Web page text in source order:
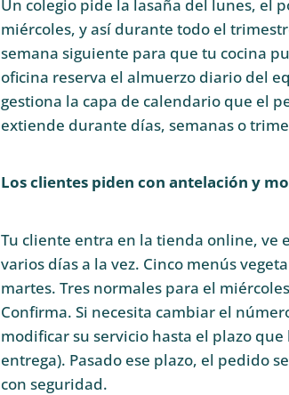
Un colegio pide la lasaña del lunes, el
miércoles, y así durante todo el
semana siguiente para que tu cocina
oficina reserva el almuerzo diario del
gestiona la capa de calendario que el
extiende durante días, semanas o
Los clientes piden con antelación y
Tu cliente entra en la tienda online, ve
varios días a la vez. Cinco menús
martes. Tres normales para el
Confirma. Si necesita cambiar el
modificar su servicio hasta el plazo
entrega). Pasado ese plazo, el pedido
con seguridad.